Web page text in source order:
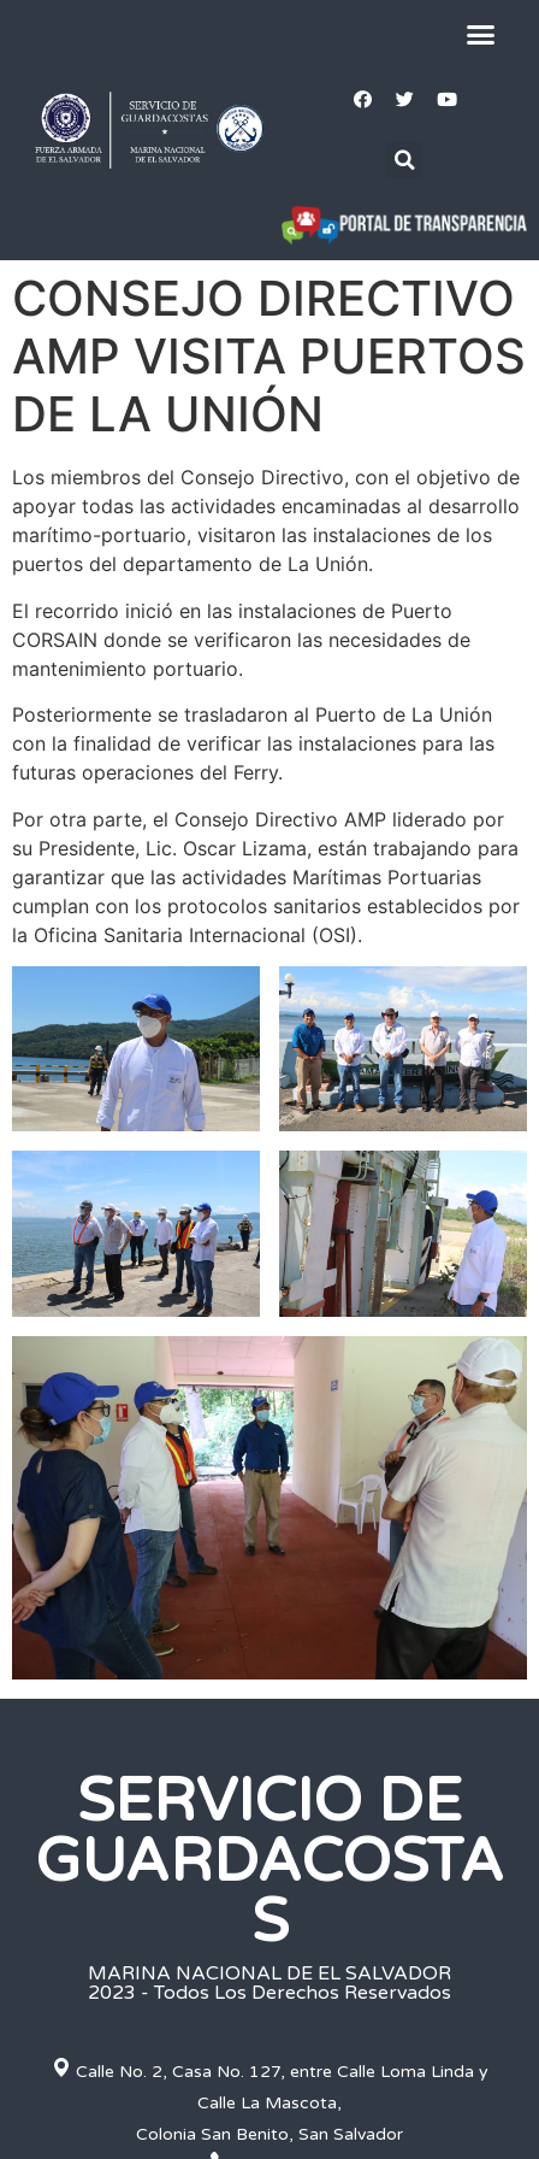
CONSEJO DIRECTIVO
AMP VISITA PUERTOS
DE LA UNIÓN
Los miembros del Consejo Directivo, con el objetivo de
apoyar todas las actividades encaminadas al desarrollo
marítimo-portuario, visitaron las instalaciones de los
puertos del departamento de La Unión.
El recorrido inició en las instalaciones de Puerto
CORSAIN donde se verificaron las necesidades de
mantenimiento portuario.
Posteriormente se trasladaron al Puerto de La Unión
con la finalidad de verificar las instalaciones para las
futuras operaciones del Ferry.
Por otra parte, el Consejo Directivo AMP liderado por
su Presidente, Lic. Oscar Lizama, están trabajando para
garantizar que las actividades Marítimas Portuarias
cumplan con los protocolos sanitarios establecidos por
la Oficina Sanitaria Internacional (OSI).
SERVICIO DE
GUARDACOSTA
S
MARINA NACIONAL DE EL SALVADOR
2023 - Todos Los Derechos Reservados
Calle No. 2, Casa No. 127, entre Calle Loma Linda y
Calle La Mascota,
Colonia San Benito, San Salvador